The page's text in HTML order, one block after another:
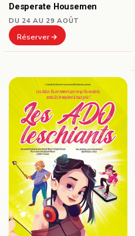
Desperate Housemen
DU 24 AU 29 AOÛT
Réserver